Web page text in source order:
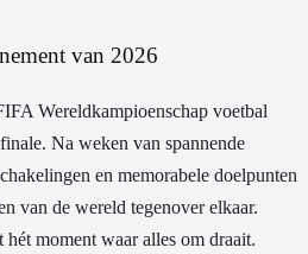
van 2026
Wereldkampioenschap voetbal
Na weken van spannende
en memorabele doelpunten
van de wereld tegenover elkaar.
moment waar alles om draait.